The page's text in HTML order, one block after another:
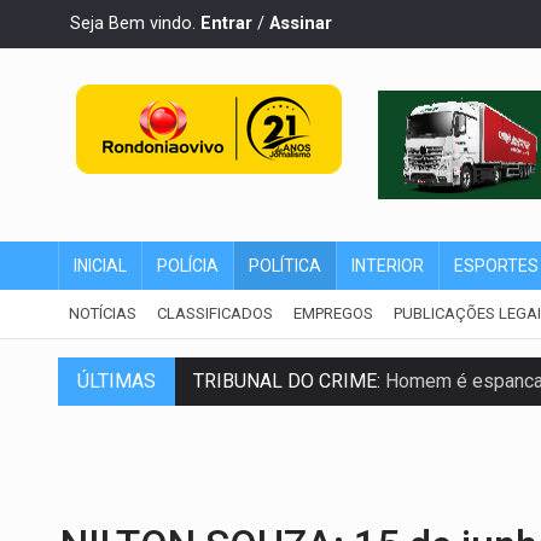
Seja Bem vindo. Entrar / Assinar
INICIAL POLÍCIA POLÍTICA INTERIOR ESPORTES
NOTÍCIAS CLASSIFICADOS EMPREGOS PUBLICAÇÕES
ÚLTIMAS
TRIBUNAL DO CRIME:Homem é
VÍDEO:Perseguição é registrada no
OVNIS NA LUA: Cientistas alertam para